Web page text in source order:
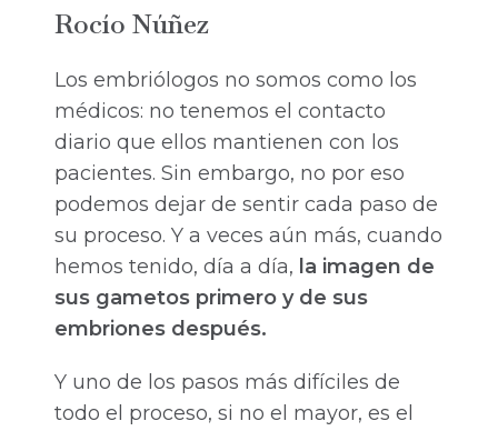
Rocío Núñez
Los embriólogos no somos como los
médicos: no tenemos el contacto
diario que ellos mantienen con los
pacientes. Sin embargo, no por eso
podemos dejar de sentir cada paso de
su proceso. Y a veces aún más, cuando
hemos tenido, día a día, la imagen de
sus gametos primero y de sus
embriones después.
Y uno de los pasos más difíciles de
todo el proceso, si no el mayor, es el